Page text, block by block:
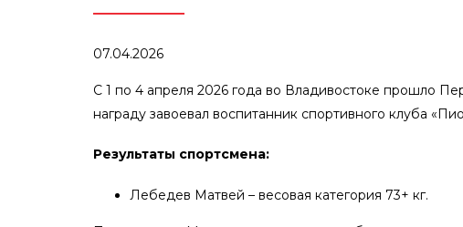
07.04.2026
С 1 по 4 апреля 2026 года во Владивостоке прошло
награду завоевал воспитанник спортивного клуба
Результаты спортсмена:
Лебедев Матвей – весовая категория 73+ кг.